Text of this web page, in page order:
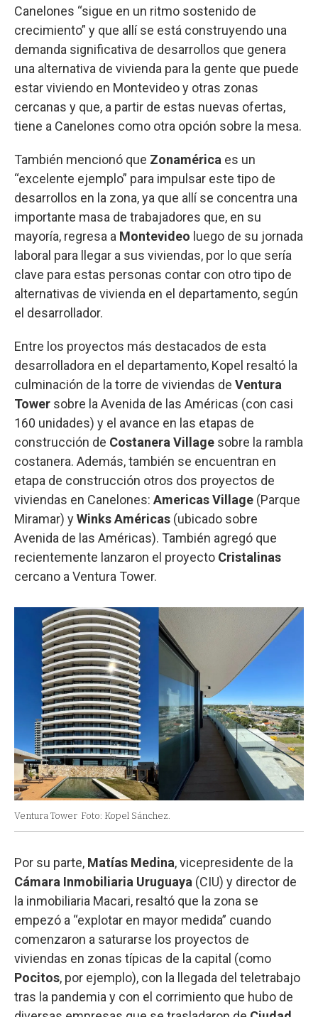
Canelones “sigue en un ritmo sostenido de
crecimiento” y que allí se está construyendo una
demanda significativa de desarrollos que genera
una alternativa de vivienda para la gente que puede
estar viviendo en Montevideo y otras zonas
cercanas y que, a partir de estas nuevas ofertas,
tiene a Canelones como otra opción sobre la mesa.
También mencionó que Zonamérica es un
“excelente ejemplo” para impulsar este tipo de
desarrollos en la zona, ya que allí se concentra una
importante masa de trabajadores que, en su
mayoría, regresa a Montevideo luego de su jornada
laboral para llegar a sus viviendas, por lo que sería
clave para estas personas contar con otro tipo de
alternativas de vivienda en el departamento, según
el desarrollador.
Entre los proyectos más destacados de esta
desarrolladora en el departamento, Kopel resaltó la
culminación de la torre de viviendas de Ventura
Tower sobre la Avenida de las Américas (con casi
160 unidades) y el avance en las etapas de
construcción de Costanera Village sobre la rambla
costanera. Además, también se encuentran en
etapa de construcción otros dos proyectos de
viviendas en Canelones: Americas Village (Parque
Miramar) yWinks Américas (ubicado sobre
Avenida de las Américas). También agregó que
recientemente lanzaron el proyecto Cristalinas
cercano a Ventura Tower.
Ventura Tower Foto: Kopel Sánchez.
Por su parte, Matías Medina, vicepresidente de la
Cámara Inmobiliaria Uruguaya (CIU) y director de
la inmobiliaria Macari, resaltó que la zona se
empezó a “explotar en mayor medida” cuando
comenzaron a saturarse los proyectos de
viviendas en zonas típicas de la capital (como
Pocitos, por ejemplo), con la llegada del teletrabajo
tras la pandemia y con el corrimiento que hubo de